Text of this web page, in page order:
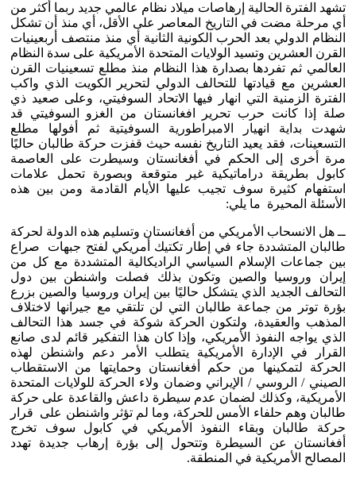
تشهد الفترة الحالية إرهاصات ميلاد نظام عالمي جديد ربما أكثر من
أي مرحلة مضت في التاريخ المعاصر على الأقل، أي منذ أن تشكل
النظام الدولي بعد الحرب الكونية الثانية أي منذ منتصف أربعينيات
القرن العشرين وتسيد الولايات المتحدة الأمريكية على سدة النظام
العالمي ثم تفردها بصدارة هذا النظام منذ مطلع تسعينيات القرن
العشرين مع قيادتها للتحالف الدولي لتحرير الكويت الذي واكب
الفترة الزمنية التي انهار فيها الاتحاد السوفيتي، وعلى صعيد ذي
صلة إذا كانت حرب تحرير افغانستان من الغزو السوفيتي قد
شهدت بداية انهيار الامبراطورية السوفيتية ثم أفولها مطلع
التسعينات، فقد يعيد التاريخ نفسه حيث قفزت حركة طالبان حاليًا
مرة أخرى إلى الحكم في أفغانستان وسيطرت على العاصمة
كابول بطريقة دراماتيكية غير متوقعة وبصورة تحمل علامات
استفهام كثيرة سوف تجيب عليها الأيام القادمة ومن بين هذه
الأسئلة المحيرة ما يلي:
ــ هل الانسحاب الأمريكي من أفغانستان وتسليم هذه الدولة لحركة
طالبان المتشددة جاء في إطار تكتيك أمريكي لفتح جبهات صراع
بين جماعات الإسلام السياسي الراديكالية المتشددة مع كل من
إيران وروسيا والصين وتكون بذلك فصلت واشنطن بين دول
التحالف الجديد الذي يتشكل حاليًا بين إيران وروسيا والصين بزرع
بؤرة توتر من جماعة طالبان التي لن تلتقي مع جيرانها لاختلاف
المذهب والعقيدة، ولتكون الحركة شوكة في جسد هذا التحالف
الذي يواجه النفوذ الأمريكي، وإذا كان هذا التفكير قائم لدى صانع
القرار في الإدارة الأمريكية يتطلب الأمر دعم واشنطن لهذه
الحركة لتمكينها من حكم أفغانستان وحمايتها من الاستقطاب
الصيني / الروسي / الإيراني وضمان ولاء الحركة للولايات المتحدة
الأمريكية، وكذلك لضمان عدم سيطرة داعش والقاعدة على حركة
طالبان وهم حلفاء الأمس للحركة، وما لم تؤثر واشنطن على قرار
حركة طالبان وبقاء النفوذ الأمريكي في كابول سوف تخرج
أفغانستان عن السيطرة وتتحول إلى بؤرة إرهاب جديدة تهدد
المصالح الأمريكية في المنطقة.